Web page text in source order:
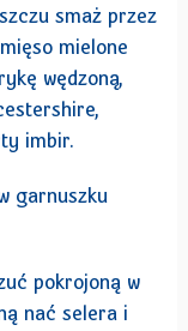
smaż przez
mielone
wędzoną,
imbir.
garnuszku
pokrojoną w
nać selera i